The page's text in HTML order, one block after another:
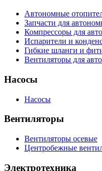
Автономные
Запчасти для
Компрессоры для
Испарители и
Гибкие шланги и
Вентиляторы для
Насосы
Насосы
Вентиляторы
Вентиляторы осевые
Центробежные
Электротехника